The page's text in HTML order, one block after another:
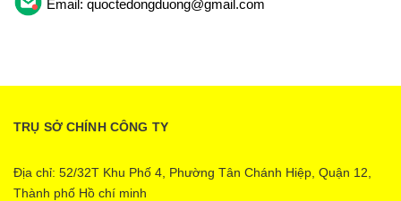
Email: quoctedongduong@gmail.com
TRỤ SỞ CHÍNH CÔNG TY
Địa chỉ: 52/32T Khu Phố 4, Phường Tân Chánh Hiệp, Quận 12,
Thành phố Hồ chí minh